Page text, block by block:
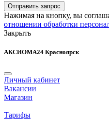
Отправить запрос
Нажимая на кнопку, вы
отношении обработки
Закрыть
АКСИОМА24 Красноярск
Личный кабинет
Вакансии
Магазин
Тарифы